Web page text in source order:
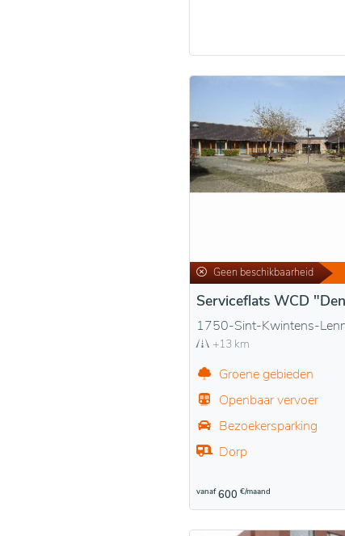
Geen beschikbaarheid
Serviceflats WCD
1750-Sint-Kwintens-
+13 km
Groene gebieden
Openbaar vervoer
Bezoekersparking
Dorp
vanaf 600 €/maand